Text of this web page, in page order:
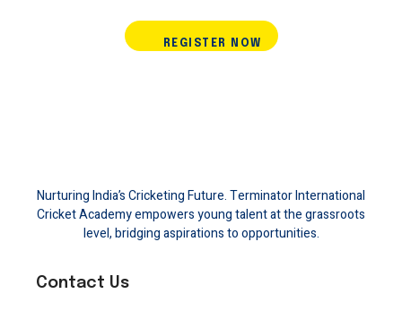
REGISTER NOW
Nurturing India’s Cricketing Future. Terminator International
Cricket Academy empowers young talent at the grassroots
level, bridging aspirations to opportunities.
Contact Us